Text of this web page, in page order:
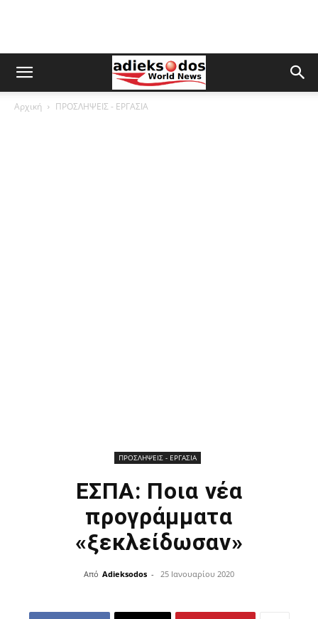
Αρχική ΠΡΟΣΛΗΨΕΙΣ - ΕΡΓΑΣΙΑ
ΠΡΟΣΛΗΨΕΙΣ - ΕΡΓΑΣΙΑ
ΕΣΠΑ: Ποια νέα
προγράμματα
«ξεκλείδωσαν»
Από Adieksodos - 25 Ιανουαρίου 2020